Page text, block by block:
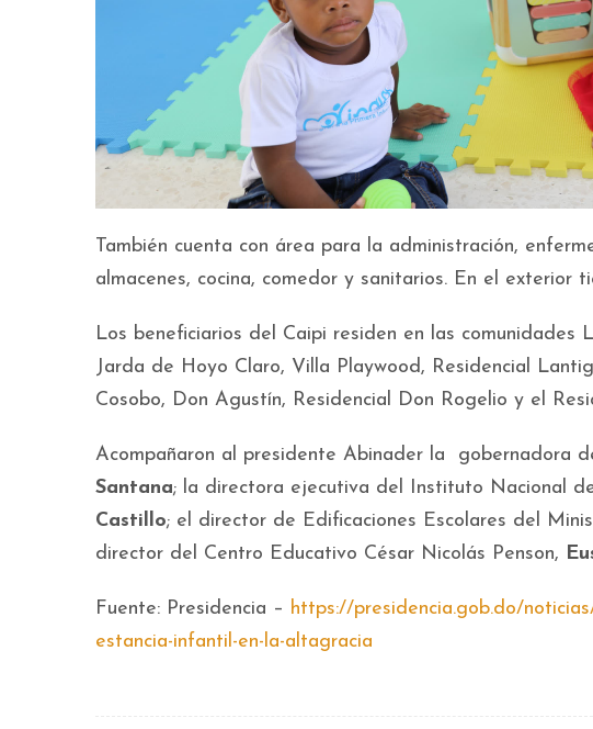
También cuenta con área para la administración,
almacenes, cocina, comedor y sanitarios. En el
Los beneficiarios del Caipi residen en las
Jarda de Hoyo Claro, Villa Playwood, Residencial
Cosobo, Don Agustín, Residencial Don Rogelio y el
Acompañaron al presidente Abinader la gobernadora
Santana; la directora ejecutiva del Instituto Nacional
Castillo; el director de Edificaciones Escolares del
director del Centro Educativo César Nicolás Penson,
Fuente: Presidencia – https://presidencia.gob.do/
estancia-infantil-en-la-altagracia